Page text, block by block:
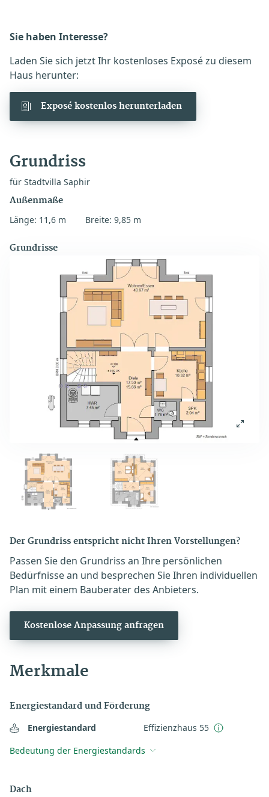
Sie haben Interesse?
Laden Sie sich jetzt Ihr kostenloses Exposé zu diesem
Haus herunter:
Exposé kostenlos herunterladen
Grundriss
für Stadtvilla Saphir
Außenmaße
Länge: 11,6 m Breite: 9,85 m
Grundrisse
Der Grundriss entspricht nicht Ihren Vorstellungen?
Passen Sie den Grundriss an Ihre persönlichen
Bedürfnisse an und besprechen Sie Ihren individuellen
Plan mit einem Bauberater des Anbieters.
Kostenlose Anpassung anfragen
Merkmale
Energiestandard und Förderung
Energiestandard
Effizienzhaus 55
Bedeutung der Energiestandards
Dach